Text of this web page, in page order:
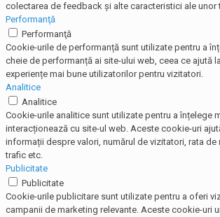
colectarea de feedback și alte caracteristici ale unor
Performanţă
Performanţă
Cookie-urile de performanță sunt utilizate pentru a
cheie de performanță ai site-ului web, ceea ce ajută
experiențe mai bune utilizatorilor pentru vizitatori.
Analitice
Analitice
Cookie-urile analitice sunt utilizate pentru a înțelege
interacționează cu site-ul web. Aceste cookie-uri
informații despre valori, numărul de vizitatori, rata de
trafic etc.
Publicitate
Publicitate
Cookie-urile publicitare sunt utilizate pentru a oferi
campanii de marketing relevante. Aceste cookie-uri